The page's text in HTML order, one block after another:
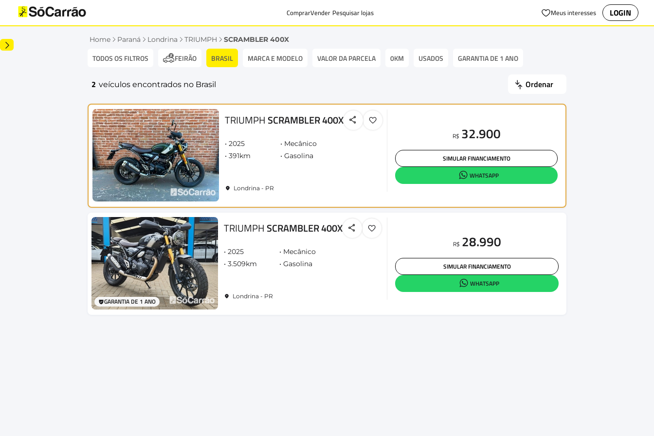
ComprarVender Pesquisar lojas Meus interesses LOGIN
Home Paraná Londrina TRIUMPH SCRAMBLER 400X
TODOS OS FILTROS FEIRÃO BRASIL MARCA E MODELO VALOR DA PARCELA 0KM USADOS GARANTIA DE 1 ANO
2 veículos encontrados no Brasil Ordenar
TRIUMPHSCRAMBLER 400X
2025
Mecânico
391km
Gasolina
Londrina - PR
R$ 32.900
SIMULAR FINANCIAMENTO
WHATSAPP
GARANTIA DE 1 ANO
TRIUMPHSCRAMBLER 400X
2025
Mecânico
3.509km
Gasolina
Londrina - PR
R$ 28.990
SIMULAR FINANCIAMENTO
WHATSAPP